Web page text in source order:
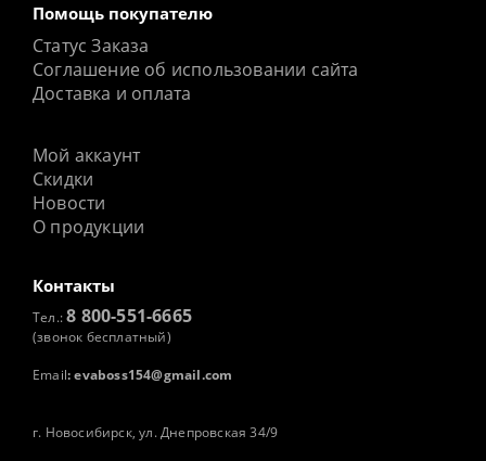
Помощь покупателю
Статус Заказа
Соглашение об использовании сайта
Доставка и оплата
Мой аккаунт
Скидки
Новости
О продукции
Контакты
Тел.:8 800-551-6665
(звонок бесплатный)
Email: evaboss154@gmail.com
г. Новосибирск, ул. Днепровская 34/9